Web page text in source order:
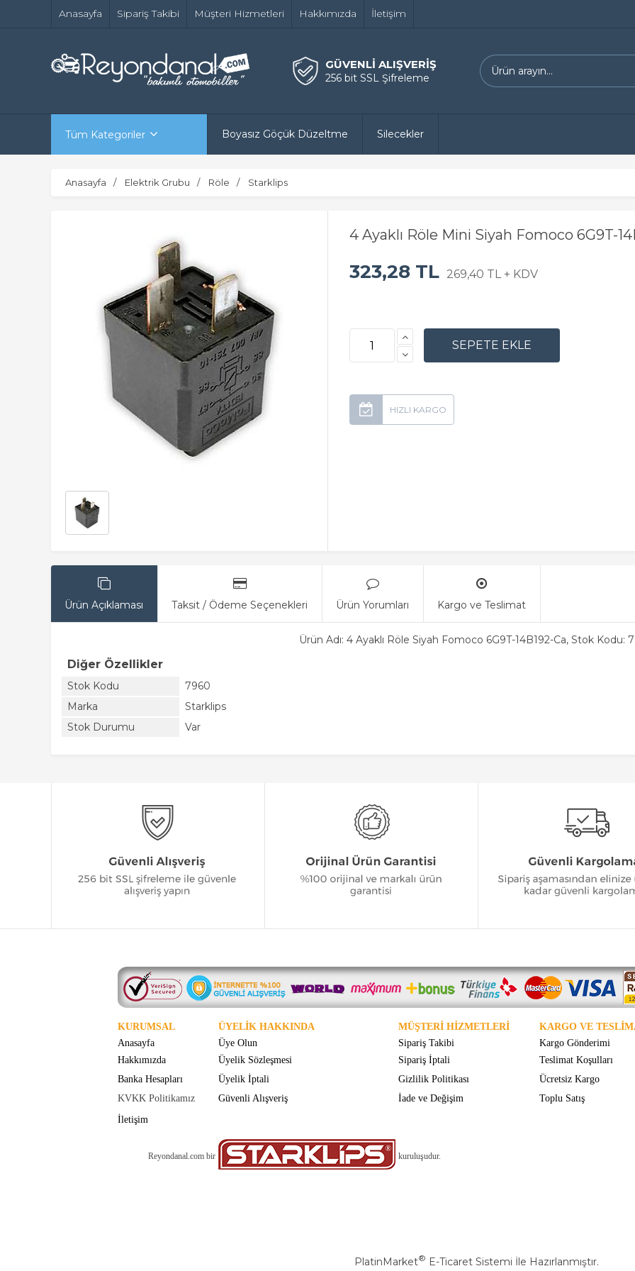
Anasayfa Sipariş Takibi Müşteri Hizmetleri Hakkımızda İletişim
GÜVENLİ ALIŞVERİŞ
256 bit SSL Şifreleme
Tüm Kategoriler Boyasız Göçük Düzeltme Silecekler
Anasayfa Elektrik Grubu Röle Starklips
4 Ayaklı Röle Mini Siyah Fomoco 6G9T-
323,28 TL 269,40 TL + KDV
Ürün Açıklaması Taksit / Ödeme Seçenekleri Ürün Yorumları Kargo ve Teslimat
Ürün Adı: 4 Ayaklı Röle Siyah Fomoco 6G9T-14B192-Ca, Stok Kodu:
Diğer Özellikler
Stok Kodu
7960
Marka
Starklips
Stok Durumu
Var
KURUMSAL ÜYELİK HAKKINDA MÜŞTERİ HİZMETLERİ
KARGO VE
Anasayfa
Üye Olun Sipariş Takibi
Kargo Gönderimi
Hakkımızda
Üyelik Sözleşmesi Sipariş İptali
Teslimat Koşulları
Banka Hesapları
Üyelik İptali Gizlilik Politikası
Ücretsiz Kargo
KVKK Politikamız
Güvenli Alışveriş İade ve Değişim
Toplu Satış
İletişim
Reyondanal.com bir kuruluşudur.
PlatinMarket® E-Ticaret Sistemi İle Hazırlanmıştır.